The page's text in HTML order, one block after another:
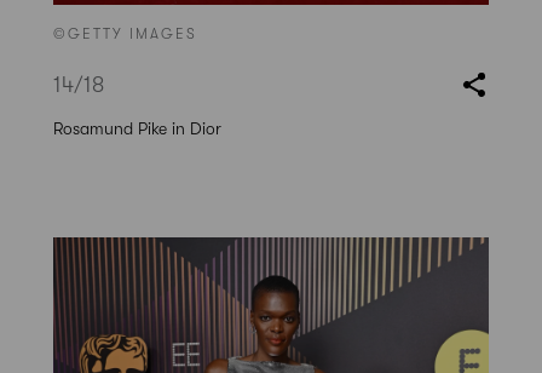
©GETTY IMAGES
14/18
Rosamund Pike in Dior